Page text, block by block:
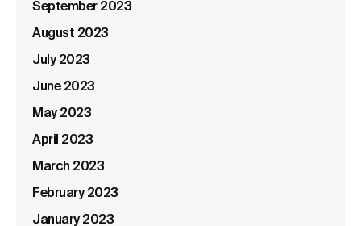
September 2023
August 2023
July 2023
June 2023
May 2023
April 2023
March 2023
February 2023
January 2023